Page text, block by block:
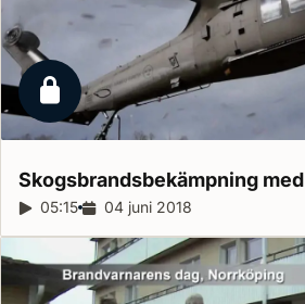
Låst reportage
Skogsbrandsbekämpning med
Reportagelängd:
05:15 Releasedatum:
04 juni 2018